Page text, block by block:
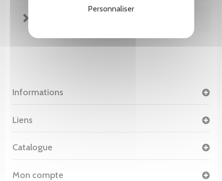
Personnaliser
Informations
Liens
Catalogue
Mon compte